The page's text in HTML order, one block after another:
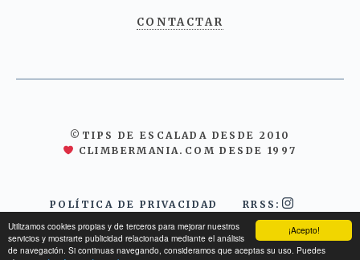
¡Acepto!
Utilizamos cookies propias y de terceros para mejorar nuestros
servicios y mostrarte publicidad relacionada mediante el análisis
de navegación. Si continuas navegando, consideramos que aceptas su uso. Puedes
CONTACTAR
©TIPS DE ESCALADA DESDE 2010
CLIMBERMANIA.COM DESDE 1997
POLÍTICA DE PRIVACIDAD RRSS: